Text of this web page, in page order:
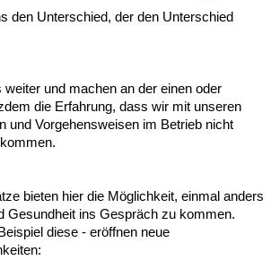
den Unterschied, der den Unterschied
und machen an der einen oder
die Erfahrung, dass wir mit unseren
und Vorgehensweisen im Betrieb nicht
bieten hier die Möglichkeit, einmal anders
Gesundheit ins Gespräch zu kommen.
diese - eröffnen neue